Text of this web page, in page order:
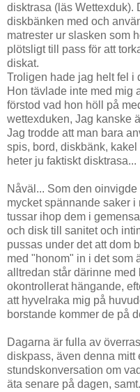
disktrasa (läs Wettexduk).
diskbänken med och
matrester ur slasken som
plötsligt till pass för att
diskat.
Troligen hade jag helt fel i
Hon tävlade inte med mig
förstod vad hon höll på
wettexduken, Jag kanske
Jag trodde att man bara
spis, bord, diskbänk,
heter ju faktiskt disktrasa...
Nåväl... Som den
mycket spännande saker i
tussar ihop dem i
och disk till sanitet och
pussas under det att dom
med "honom" in i det som
alltredan står därinne
okontrollerat hängande,
att hyvelraka mig på
borstande kommer de på
Dagarna är fulla av
diskpass, även denna mitt
stundskonversation om
äta senare på dagen,